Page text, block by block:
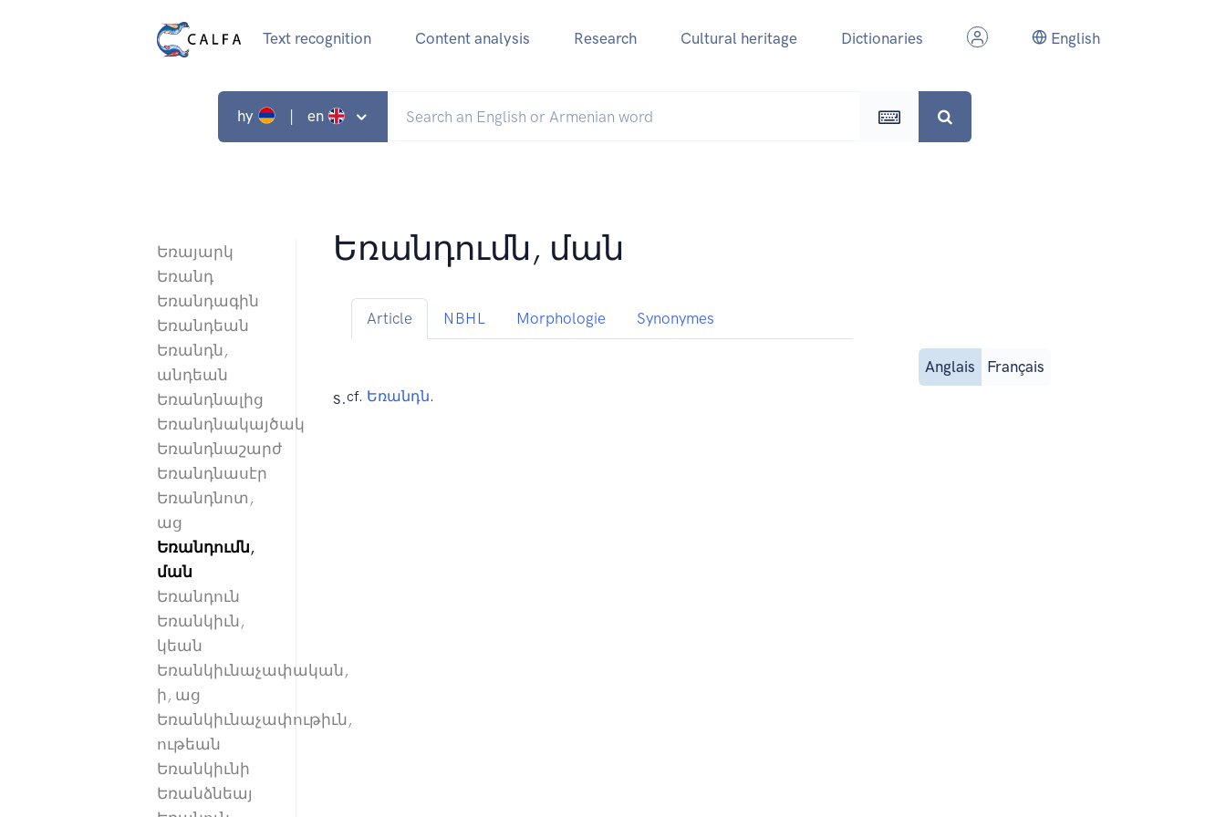
Text recognition Content analysis Research Cultural heritage Dictionaries English
hy | en
Եռայարկ
Եռանդ
Եռանդագին
Եռանդեան
Եռանդն,
անդեան
Եռանդնալից
Եռանդնակայծակ
Եռանդնաշարժ
Եռանդնասէր
Եռանդնոտ,
աց
Եռանդումն,
ման
Եռանդուն
Եռանկիւն,
կեան
Եռանկիւնաչափական,
ի, աց
Եռանկիւնաչափութիւն,
ութեան
Եռանկիւնի
Եռանձնեայ
Եռանդումն, ման
Article NBHL Morphologie Synonymes
Anglais Français
s.cf. Եռանդն.